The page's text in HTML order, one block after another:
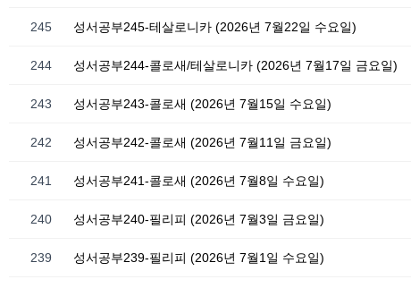
245 성서공부245-테살로니카 (2026년 7월22일 수요일)
244 성서공부244-콜로새/테살로니카 (2026년 7월17일 금요일)
243 성서공부243-콜로새 (2026년 7월15일 수요일)
242 성서공부242-콜로새 (2026년 7월11일 금요일)
241 성서공부241-콜로새 (2026년 7월8일 수요일)
240 성서공부240-필리피 (2026년 7월3일 금요일)
239 성서공부239-필리피 (2026년 7월1일 수요일)